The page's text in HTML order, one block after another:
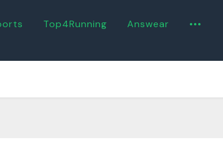
Top4Running Answear •••